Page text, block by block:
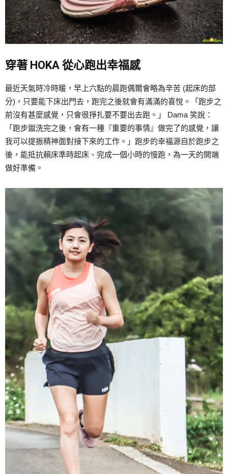
穿著 HOKA 從心跑出幸福感
最近天氣時冷時暖，早上六點的晨跑偶爾會略為辛苦 (起床的部
分)，只要能下床出門去，跑完之後就會有滿滿的喜悅。「跑步之
前沒有甚麼感覺，只會很掙扎要不要出去跑。」 Dama 笑說：
「跑步盥洗完之後，會有一種『重要的事情』做完了的感覺，讓
我可以提振精神面對接下來的工作。」跑步的幸福源自於跑步之
後，能抵抗賴床準時起床、完成一個小時的慢跑，為一天的開端
做好準備。